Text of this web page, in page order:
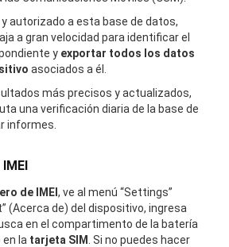
autorizado a esta base de datos,
a gran velocidad para identificar el
y exportar todos los datos
asociados a él.
más precisos y actualizados,
una verificación diaria de la base de
informes.
de IMEI , ve al menú “Settings”
(Acerca de) del dispositivo, ingresa
en el compartimento de la batería
la tarjeta SIM . Si no puedes hacer